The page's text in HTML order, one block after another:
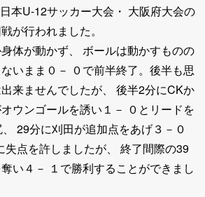
本U-12サッカー大会・ 大阪府大会の
が行われました。
体が動かず、 ボールは動かすものの
いまま０－ ０で前半終了。後半も思
来ませんでしたが、 後半2分にCKか
ウンゴールを誘い１－ ０とリードを
29分に刈田が追加点をあげ３－０
失点を許しましたが、 終了間際の39
い４－ １で勝利することができまし